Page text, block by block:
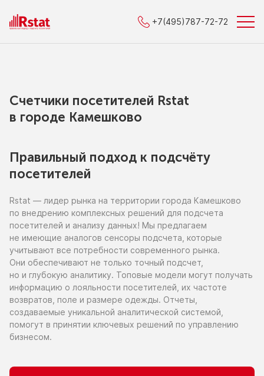
+7(495)787-72-72
Счетчики посетителей Rstat
в городe Камешково
Правильный подход к подсчёту
посетителей
Rstat — лидер рынка на территории города Камешково
по внедрению комплексных решений для подсчета
посетителей и анализу данных! Мы предлагаем
не имеющие аналогов сенсоры подсчета, которые
учитывают все потребности современного рынка.
Они обеспечивают не только точный подсчет,
но и глубокую аналитику. Топовые модели могут получать
информацию о лояльности посетителей, их частоте
возвратов, поле и размере одежды. Отчеты,
создаваемые уникальной аналитической системой,
помогут в принятии ключевых решений по управлению
бизнесом.